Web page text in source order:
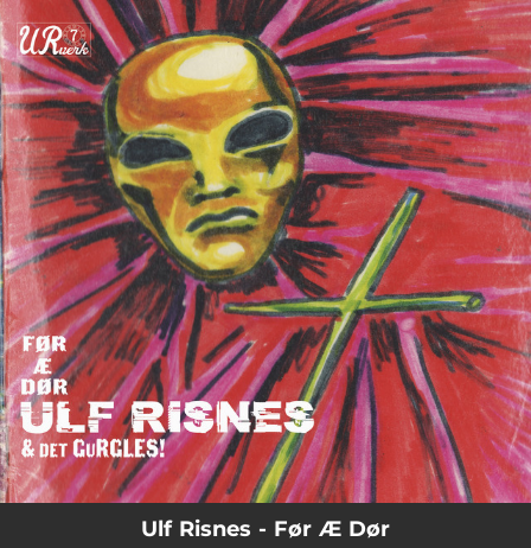
You're all set!
Ulf Risnes - Før Æ Dør
.